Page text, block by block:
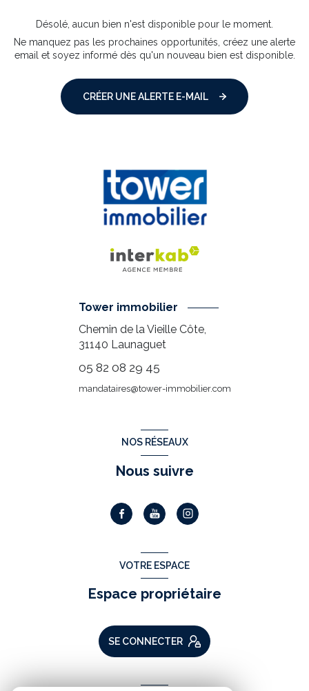
Désolé, aucun bien n'est disponible pour le moment.
Ne manquez pas les prochaines opportunités, créez une alerte
email et soyez informé dès qu'un nouveau bien est disponible.
CRÉER UNE ALERTE E-MAIL
Tower immobilier
Chemin de la Vieille Côte,
31140 Launaguet
05 82 08 29 45
mandataires@tower-immobilier.com
NOS RÉSEAUX
Nous suivre
VOTRE ESPACE
Espace propriétaire
SE CONNECTER